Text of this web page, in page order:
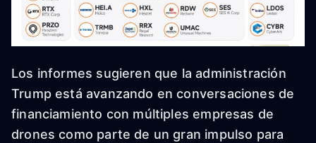
Los informes sugieren que la administración
Trump está avanzando en conversaciones de
financiamiento con múltiples empresas de
drones como parte de un gran impulso para